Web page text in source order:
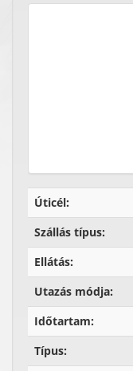
Úticél:
Szállás típus:
Ellátás:
Utazás módja:
Időtartam:
Típus: